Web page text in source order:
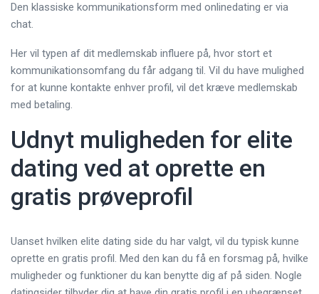
Den klassiske kommunikationsform med onlinedating er via
chat.
Her vil typen af dit medlemskab influere på, hvor stort et
kommunikationsomfang du får adgang til. Vil du have mulighed
for at kunne kontakte enhver profil, vil det kræve medlemskab
med betaling.
Udnyt muligheden for elite
dating ved at oprette en
gratis prøveprofil
Uanset hvilken elite dating side du har valgt, vil du typisk kunne
oprette en gratis profil. Med den kan du få en forsmag på, hvilke
muligheder og funktioner du kan benytte dig af på siden. Nogle